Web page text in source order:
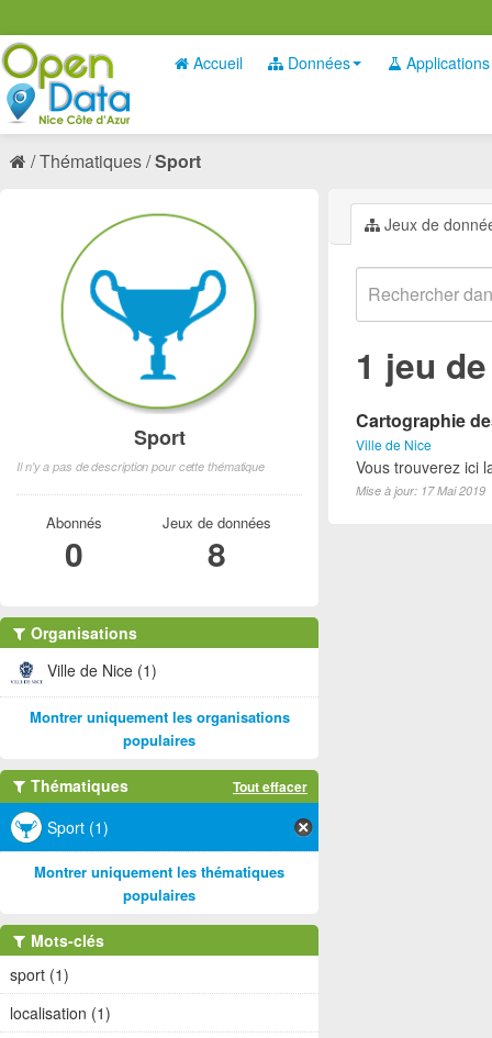
Accueil Données Applications
Thématiques Sport
Jeux de
1 jeu
Cartographie
Ville de Nice
Vous trouverez ici
Mise à jour: 17 Mai 2019
Sport
Il n'y a pas de description pour cette thématique
Abonnés
0
Jeux de données
8
Organisations
Ville de Nice (1)
Montrer uniquement les organisations
populaires
Thématiques Tout effacer
Sport (1)
Montrer uniquement les thématiques
populaires
Mots-clés
sport (1)
localisation (1)